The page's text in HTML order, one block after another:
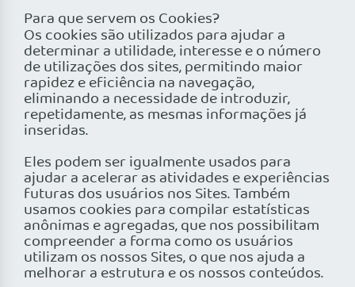
Para que servem os Cookies?
Os cookies são utilizados para ajudar a
determinar a utilidade, interesse e o número
de utilizações dos sites, permitindo maior
rapidez e eficiência na navegação,
eliminando a necessidade de introduzir,
repetidamente, as mesmas informações já
inseridas.
Eles podem ser igualmente usados para
ajudar a acelerar as atividades e experiências
futuras dos usuários nos Sites. Também
usamos cookies para compilar estatísticas
anônimas e agregadas, que nos possibilitam
compreender a forma como os usuários
utilizam os nossos Sites, o que nos ajuda a
melhorar a estrutura e os nossos conteúdos.